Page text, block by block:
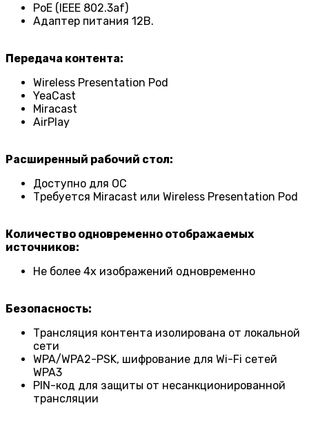
PoE (IEEE 802.3af)
Адаптер питания 12В.
Передача контента:
Wireless Presentation Pod
YeaCast
Miracast
AirPlay
Расширенный рабочий стол:
Доступно для ОС
Требуется Miracast или Wireless Presentation Pod
Количество одновременно отображаемых
источников:
Не более 4х изображений одновременно
Безопасность:
Трансляция контента изолирована от локальной
сети
WPA/WPA2-PSK, шифрование для Wi-Fi сетей
WPA3
PIN-код для защиты от несанкционированной
трансляции